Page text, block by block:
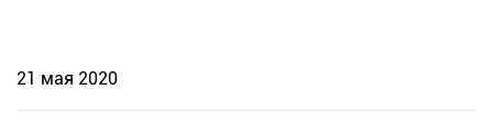
21 мая 2020